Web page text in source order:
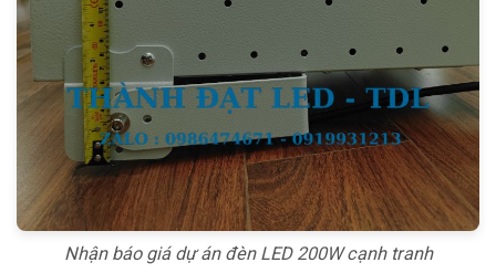
Nhận báo giá dự án đèn LED 200W cạnh tranh